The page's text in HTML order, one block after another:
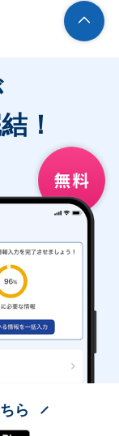
！
ら